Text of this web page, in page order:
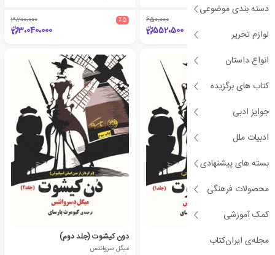
دسته بندی موضوعی
لوازم تحریر
انواع داستان
کتاب های برگزیده
جوایز ادبی
ادبیات ملل
بسته های پیشنهادی
محصولات فرهنگی
کمک آموزشی
مجله‌ی ایران‌کتاب
650،000
552،500
٪5 3،200،000
3،040،000
دون کیشوت (جلد اول)
میگل سروانتس
دون کیشوت (جلد دوم)
میگل سروانتس